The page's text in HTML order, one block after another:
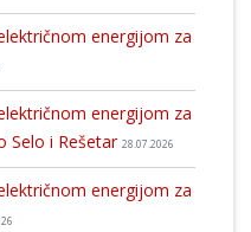
energijom za
energijom za
Selo i Rešetar 28.07.2026
energijom za